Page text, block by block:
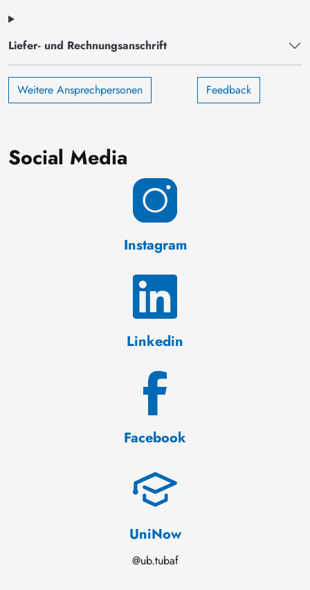
Liefer- und Rechnungsanschrift
Weitere Ansprechpersonen Feedback
Social Media
Instagram
Linkedin
Facebook
UniNow
@ub.tubaf